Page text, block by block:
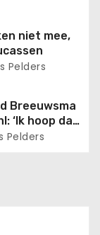
niet mee,
Pelders
Breeuwsma
‘Ik hoop dat
Pelders